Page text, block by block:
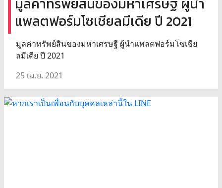
แพลตฟอร์มโซเชียลมีเดีย ปี 2021
มูลค่าทรัพย์สินของมหาเศรษฐี ผู้นำแพลตฟอร์มโซเชีย
ลมีเดีย ปี 2021
25 เม.ย. 2021